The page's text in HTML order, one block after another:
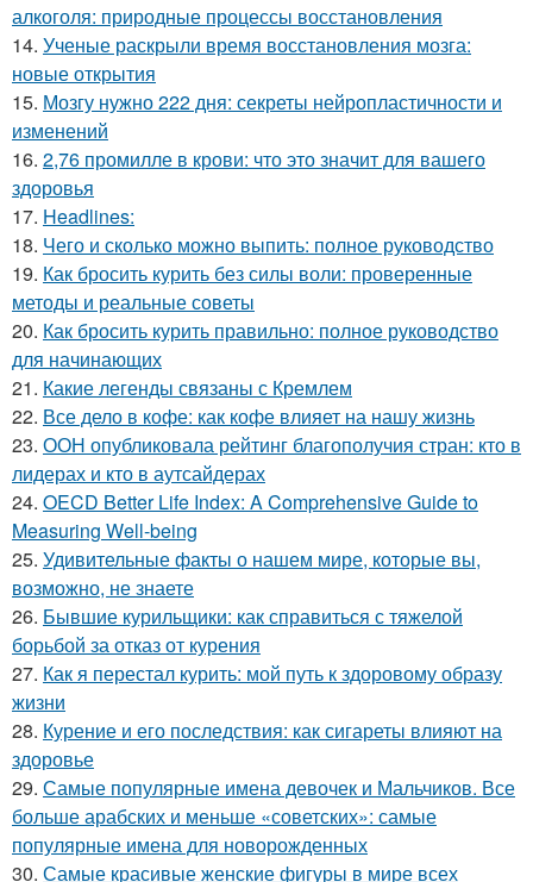
алкоголя: природные процессы восстановления
14. Ученые раскрыли время восстановления мозга:
новые открытия
15. Мозгу нужно 222 дня: секреты нейропластичности и
изменений
16. 2,76 промилле в крови: что это значит для вашего
здоровья
17. Headlines:
18. Чего и сколько можно выпить: полное руководство
19. Как бросить курить без силы воли: проверенные
методы и реальные советы
20. Как бросить курить правильно: полное руководство
для начинающих
21. Какие легенды связаны с Кремлем
22. Все дело в кофе: как кофе влияет на нашу жизнь
23. ООН опубликовала рейтинг благополучия стран: кто в
лидерах и кто в аутсайдерах
24. OECD Better Life Index: A Comprehensive Guide to
Measuring Well-being
25. Удивительные факты о нашем мире, которые вы,
возможно, не знаете
26. Бывшие курильщики: как справиться с тяжелой
борьбой за отказ от курения
27. Как я перестал курить: мой путь к здоровому образу
жизни
28. Курение и его последствия: как сигареты влияют на
здоровье
29. Самые популярные имена девочек и Мальчиков. Все
больше арабских и меньше «советских»: самые
популярные имена для новорожденных
30. Самые красивые женские фигуры в мире всех